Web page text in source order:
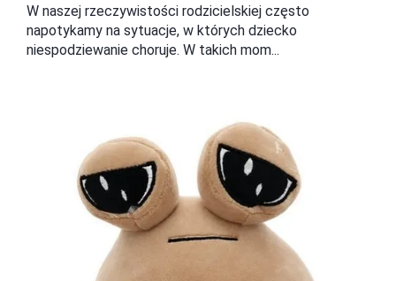
W naszej rzeczywistości rodzicielskiej często
napotykamy na sytuacje, w których dziecko
niespodziewanie choruje. W takich mom...